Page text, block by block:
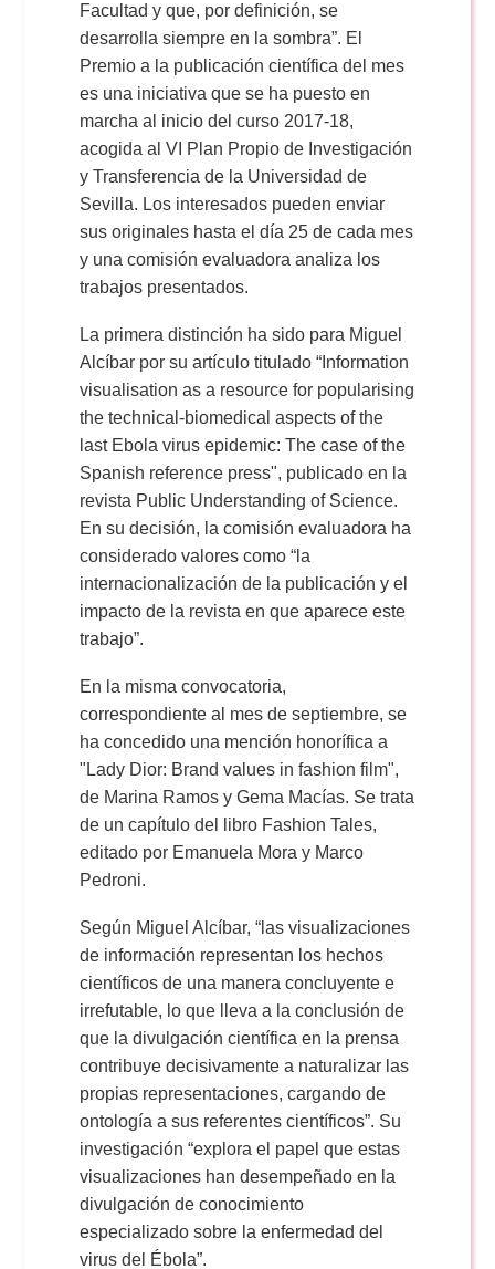
Facultad y que, por definición, se
desarrolla siempre en la sombra”. El
Premio a la publicación científica del mes
es una iniciativa que se ha puesto en
marcha al inicio del curso 2017-18,
acogida al VI Plan Propio de Investigación
y Transferencia de la Universidad de
Sevilla. Los interesados pueden enviar
sus originales hasta el día 25 de cada mes
y una comisión evaluadora analiza los
trabajos presentados.
La primera distinción ha sido para Miguel
Alcíbar por su artículo titulado “Information
visualisation as a resource for popularising
the technical-biomedical aspects of the
last Ebola virus epidemic: The case of the
Spanish reference press", publicado en la
revista Public Understanding of Science.
En su decisión, la comisión evaluadora ha
considerado valores como “la
internacionalización de la publicación y el
impacto de la revista en que aparece este
trabajo”.
En la misma convocatoria,
correspondiente al mes de septiembre, se
ha concedido una mención honorífica a
"Lady Dior: Brand values in fashion film",
de Marina Ramos y Gema Macías. Se trata
de un capítulo del libro Fashion Tales,
editado por Emanuela Mora y Marco
Pedroni.
Según Miguel Alcíbar, “las visualizaciones
de información representan los hechos
científicos de una manera concluyente e
irrefutable, lo que lleva a la conclusión de
que la divulgación científica en la prensa
contribuye decisivamente a naturalizar las
propias representaciones, cargando de
ontología a sus referentes científicos”. Su
investigación “explora el papel que estas
visualizaciones han desempeñado en la
divulgación de conocimiento
especializado sobre la enfermedad del
virus del Ébola”.